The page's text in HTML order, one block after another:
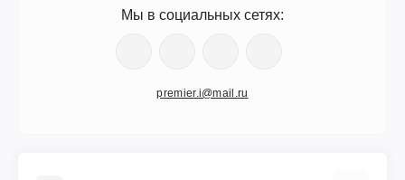
Мы в социальных сетях:
premier.i@mail.ru